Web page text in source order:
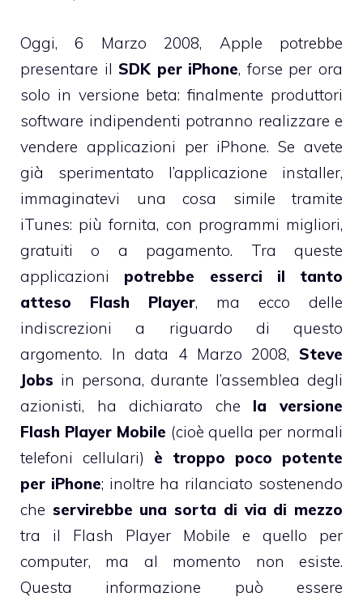
Oggi, 6 Marzo 2008, Apple potrebbe
presentare ilSDK per iPhone, forse per ora
solo in versione beta: finalmente produttori
software indipendenti potranno realizzare e
vendere applicazioni per iPhone. Se avete
già sperimentato l’applicazione installer,
immaginatevi una cosa simile tramite
iTunes: più fornita, con programmi migliori,
gratuiti o a pagamento. Tra queste
applicazioni potrebbe esserci il tanto
atteso Flash Player, ma ecco delle
indiscrezioni a riguardo di questo
argomento. In data 4 Marzo 2008, Steve
Jobs in persona, durante l’assemblea degli
azionisti, ha dichiarato che la versione
Flash Player Mobile (cioè quella per normali
telefoni cellulari) è troppo poco potente
per iPhone; inoltre ha rilanciato sostenendo
che servirebbe una sorta di via di mezzo
tra il Flash Player Mobile e quello per
computer, ma al momento non esiste.
Questa informazione può essere